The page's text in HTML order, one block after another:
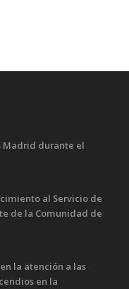
Madrid durante el
al Servicio de
de la Comunidad de
la atención a las
en la